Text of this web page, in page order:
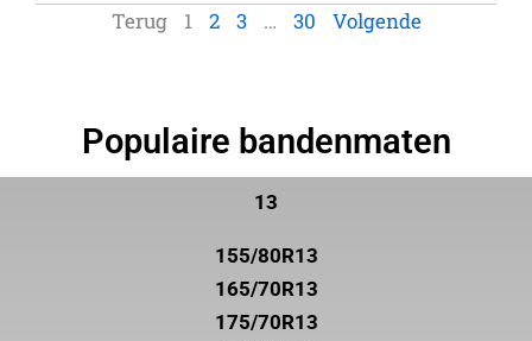
Terug 1 2 3 … 30 Volgende
Populaire bandenmaten
13
155/80R13
165/70R13
175/70R13